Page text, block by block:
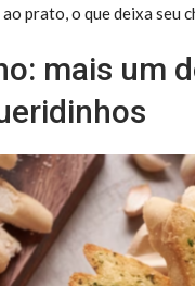
prato, o que deixa seu
mais um